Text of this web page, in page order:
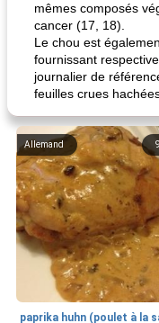
mêmes composés
cancer (17, 18).
Le chou est
fournissant
journalier de
feuilles crues
Allemand